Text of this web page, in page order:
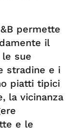
permette
il
sue
stradine e i
piatti tipici
la vicinanza
e le